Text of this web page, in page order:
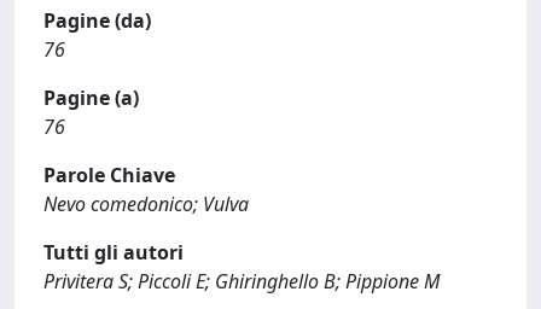
Pagine (da)
76
Pagine (a)
76
Parole Chiave
Nevo comedonico; Vulva
Tutti gli autori
Privitera S; Piccoli E; Ghiringhello B; Pippione M